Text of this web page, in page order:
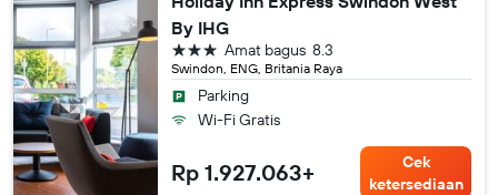
By IHG
Swindon, ENG, Britania Raya
8.3
Amat bagus
bintang 3
Parking
Wi-Fi Gratis
Rp 1.927.063+
Cek
ketersediaan